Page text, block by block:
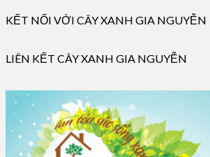
KẾT NỐI VỚI CÂY XANH GIA NGUYỄN
LIÊN KẾT CÂY XANH GIA NGUYỄN